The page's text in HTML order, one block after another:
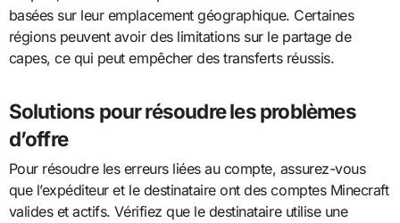
basées sur leur emplacement géographique. Certaines
régions peuvent avoir des limitations sur le partage de
capes, ce qui peut empêcher des transferts réussis.
Solutions pour résoudre les problèmes
d’offre
Pour résoudre les erreurs liées au compte, assurez-vous
que l’expéditeur et le destinataire ont des comptes Minecraft
valides et actifs. Vérifiez que le destinataire utilise une